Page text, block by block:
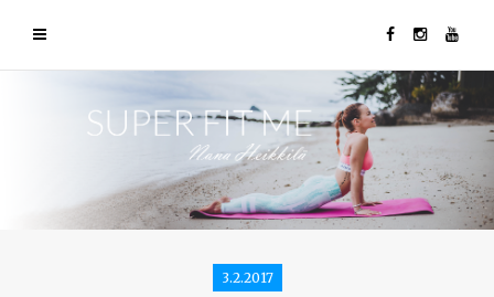
3.2.2017